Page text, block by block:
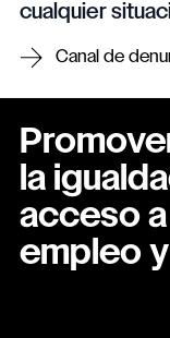
cualquier
Canal de
la
acceso a
empleo